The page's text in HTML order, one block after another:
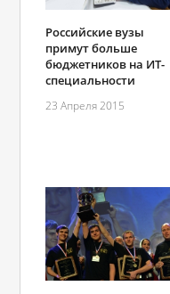
Российские вузы
примут больше
бюджетников на ИТ-
специальности
23 Апреля 2015